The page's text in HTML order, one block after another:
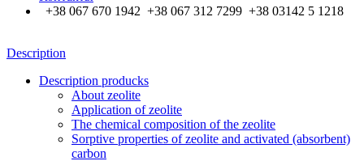
+38 067 670 1942 +38 067 312 7299 +38 03142 5 1218
Description
Description producks
About zeolite
Application of zeolite
The chemical composition of the zeolite
Sorptive properties of zeolite and activated (absorbent)
carbon